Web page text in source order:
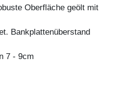
Oberfläche geölt mit
Bankplattenüberstand
7 - 9cm